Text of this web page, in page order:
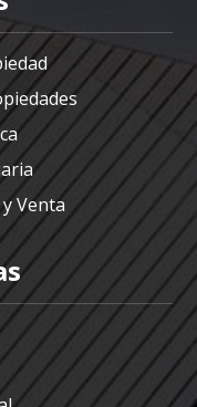
Venta